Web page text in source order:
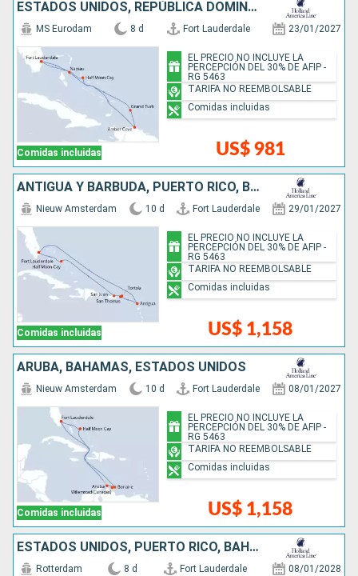
ESTADOS UNIDOS, REPÚBLICA DOMINICANA, BAHAMAS
Comidas incluidas
MS Eurodam 8 d Fort Lauderdale 23/01/2027
US$ 981
EL PRECIO NO INCLUYE LA
PERCEPCIÓN DEL 30% DE AFIP -
RG 5463
TARIFA NO REEMBOLSABLE
Comidas incluidas
ANTIGUA Y BARBUDA, PUERTO RICO, BAHAMAS, ESTADOS UNIDOS
Comidas incluidas
Nieuw Amsterdam 10 d Fort Lauderdale 29/01/2027
US$ 1,158
EL PRECIO NO INCLUYE LA
PERCEPCIÓN DEL 30% DE AFIP -
RG 5463
TARIFA NO REEMBOLSABLE
Comidas incluidas
ARUBA, BAHAMAS, ESTADOS UNIDOS
Comidas incluidas
Nieuw Amsterdam 10 d Fort Lauderdale 08/01/2027
US$ 1,158
EL PRECIO NO INCLUYE LA
PERCEPCIÓN DEL 30% DE AFIP -
RG 5463
TARIFA NO REEMBOLSABLE
Comidas incluidas
ESTADOS UNIDOS, PUERTO RICO, BAHAMAS
Rotterdam 8 d Fort Lauderdale 08/01/2028